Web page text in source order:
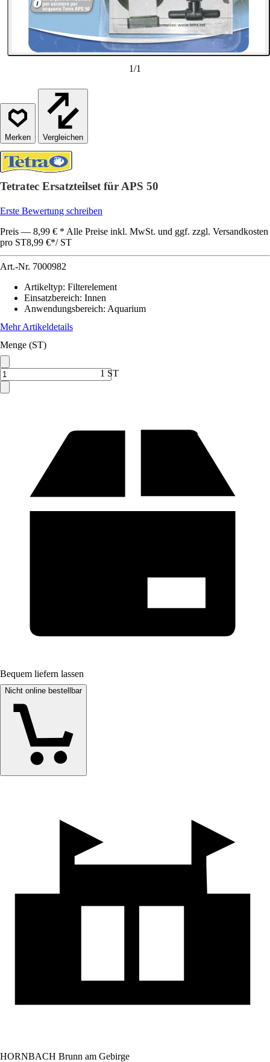
1/1
Vergleichen
Tetratec Ersatzteilset für APS 50
Erste Bewertung schreiben
Preis — 8,99 € * Alle Preise inkl. MwSt. und ggf. zzgl. Versandkosten
pro ST8,99 €*/ ST
Art.-Nr. 7000982
Artikeltyp: Filterelement
Einsatzbereich: Innen
Anwendungsbereich: Aquarium
Mehr Artikeldetails
Menge (ST)
1 ST
Bequem liefern lassen
Nicht online bestellbar
HORNBACH Brunn am Gebirge